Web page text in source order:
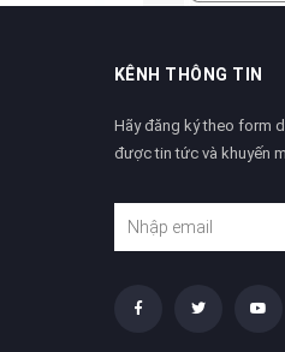
KÊNH THÔNG TIN
Hãy đăng ký theo form
được tin tức và khuyến